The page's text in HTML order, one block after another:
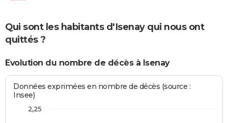
Qui sont les habitants d'Isenay qui nous ont
quittés ?
Evolution du nombre de décès à Isenay
Données exprimées en nombre de décès (source :
Insee)
2,25